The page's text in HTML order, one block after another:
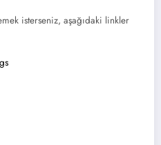
isterseniz, aşağıdaki linkler